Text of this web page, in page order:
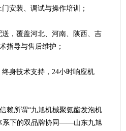
安装、调试与操作培训；
，覆盖河北、河南、陕西、吉
指导与售后维护；
身技术支持，24小时响应机
所谓“九旭机械聚氨酯发泡机
系下的双品牌协同——山东九旭